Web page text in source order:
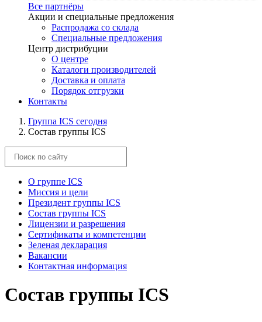
Все партнёры
Акции и специальные предложения
Распродажа со склада
Специальные предложения
Центр дистрибуции
О центре
Каталоги производителей
Доставка и оплата
Порядок отгрузки
Контакты
Группа ICS сегодня
Состав группы ICS
О группе ICS
Миссия и цели
Президент группы ICS
Состав группы ICS
Лицензии и разрешения
Сертификаты и компетенции
Зеленая декларация
Вакансии
Контактная информация
Состав группы ICS